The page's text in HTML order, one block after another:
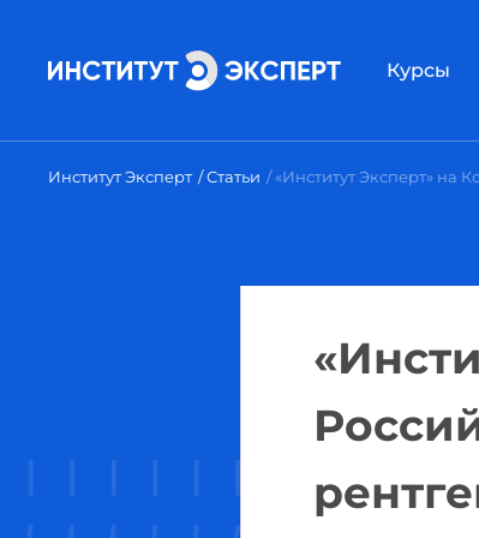
Курсы
Институт Эксперт Статьи «Институт Эксперт» на